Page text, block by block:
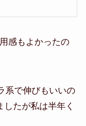
感もよかったの
系で伸びもいいの
たが私は半年く